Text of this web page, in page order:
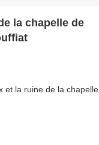
la chapelle de